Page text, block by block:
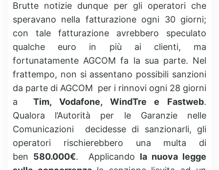
Brutte notizie dunque per gli operatori che
speravano nella fatturazione ogni 30 giorni;
con tale fatturazione avrebbero speculato
qualche euro in più ai clienti, ma
fortunatamente AGCOM fa la sua parte. Nel
frattempo, non si assentano possibili sanzioni
da parte di AGCOM per i rinnovi ogni 28 giorni
a
Tim, Vodafone, WindTre e Fastweb.
Qualora l’Autorità per le Garanzie nelle
Comunicazioni decidesse di sanzionarli, gli
operatori rischierebbero una multa di
ben 580.000€. Applicando la nuova legge